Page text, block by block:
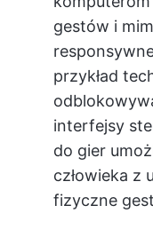
gestów i
przykład
interfejsy
do gier
człowieka z
fizyczne